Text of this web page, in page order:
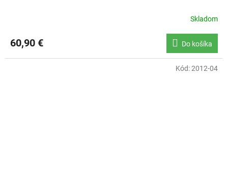
Skladom
60,90 € Do košíka
Kód:2012-04